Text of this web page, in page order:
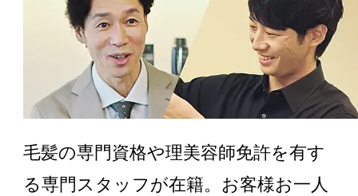
毛髪の専門資格や理美容師免許を有す
る専門スタッフが在籍。お客様お一人